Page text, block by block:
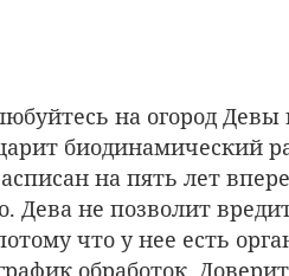
на огород Девы
биодинамический
на пять лет
Дева не позволит
что у нее есть